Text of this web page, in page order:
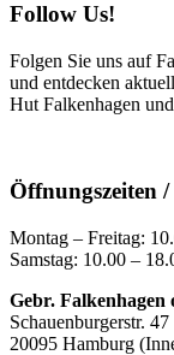
Follow Us!
Folgen Sie uns auf
und entdecken
Hut Falkenhagen
Öffnungszeiten
Montag – Freitag:
Samstag: 10.00 –
Gebr. Falkenhagen
Schauenburgerstr. 47
20095 Hamburg